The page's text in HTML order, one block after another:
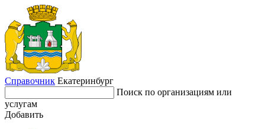
Справочник Екатеринбург
Поиск по организациям или
услугам
Добавить